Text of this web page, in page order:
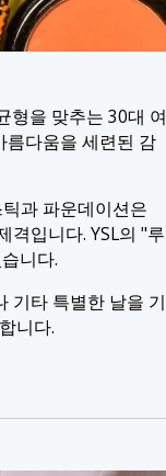
형을 맞추는 30대 여
름다움을 세련된 감
과 파운데이션은
격입니다. YSL의 "루
니다.
기타 특별한 날을 기
니다.